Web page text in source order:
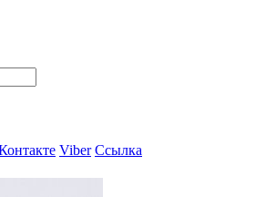
Viber Ссылка